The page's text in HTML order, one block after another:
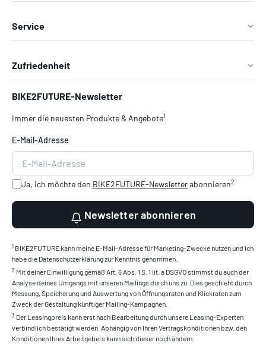
Service
Zufriedenheit
BIKE2FUTURE-Newsletter
Immer die neuesten Produkte & Angebote1
E-Mail-Adresse
Ja, ich möchte den BIKE2FUTURE-Newsletterabonnieren2
Newsletter abonnieren
1 BIKE2FUTURE kann meine E-Mail-Adresse für Marketing-Zwecke nutzen und ich
habe die Datenschutzerklärung zur Kenntnis genommen.
2 Mit deiner Einwilligung gemäß Art. 6 Abs. 1 S. 1 lit. a DSGVO stimmst du auch der
Analyse deines Umgangs mit unseren Mailings durch uns zu. Dies geschieht durch
Messung, Speicherung und Auswertung von Öffnungsraten und Klickraten zum
Zweck der Gestaltung künftiger Mailing-Kampagnen.
3 Der Leasingpreis kann erst nach Bearbeitung durch unsere Leasing-Experten
verbindlich bestätigt werden. Abhängig von Ihren Vertragskonditionen bzw. den
Konditionen Ihres Arbeitgebers kann sich dieser noch ändern.